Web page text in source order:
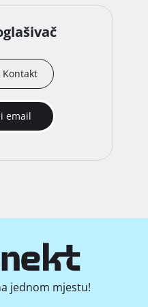
Kontakt
email
jednom mjestu!